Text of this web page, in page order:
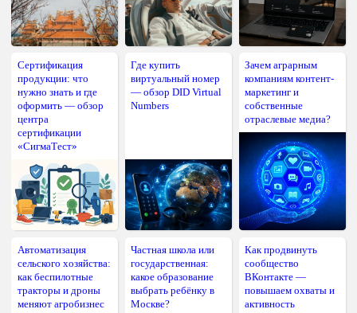
Сертификация
продукции: что
нужно знать и где
оформить — обзор
центра
сертификации
«СигмаТест»
Где купить
виртуальный номер
— обзор DID Virtual
Numbers
Зачем аграрным
компаниям контент-
маркетинг и
собственные
отраслевые медиа?
Автоматизация
сельского хозяйства:
как беспилотные
тракторы и дроны
меняют агробизнес
Частная школа или
государственная:
какое образование
выбрать ребёнку в
Москве?
Как продвинуть
сообщество
ВКонтакте —
повышаем охваты и
активность